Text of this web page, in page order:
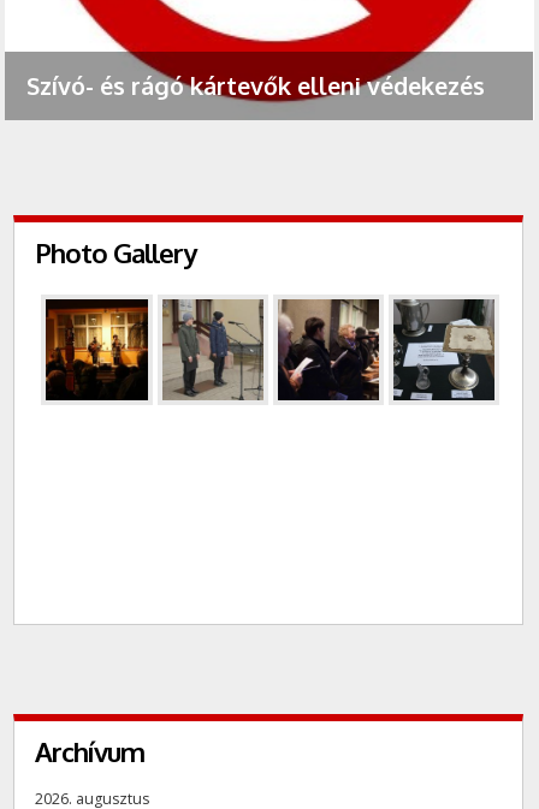
Szívó- és rágó kártevők elleni védekezés
Photo Gallery
Archívum
2026. augusztus